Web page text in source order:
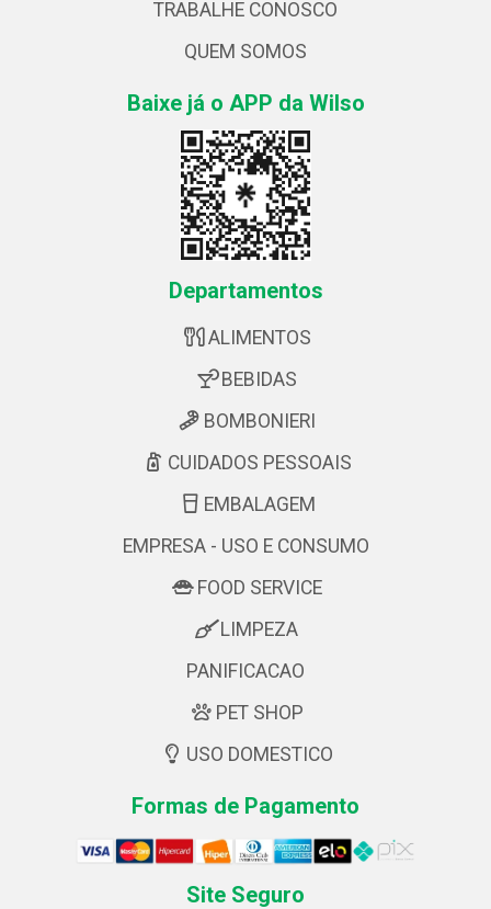
TRABALHE CONOSCO
QUEM SOMOS
Baixe já o APP da Wilso
Departamentos
ALIMENTOS
BEBIDAS
BOMBONIERI
CUIDADOS PESSOAIS
EMBALAGEM
EMPRESA - USO E CONSUMO
FOOD SERVICE
LIMPEZA
PANIFICACAO
PET SHOP
USO DOMESTICO
Formas de Pagamento
Site Seguro